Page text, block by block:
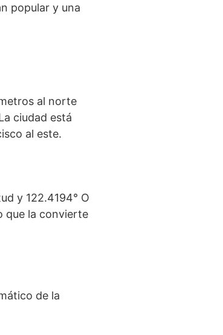
popular y una
al norte
ciudad está
al este.
y 122.4194° O
que la convierte
de la